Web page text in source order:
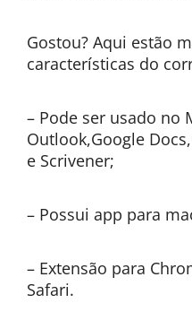
Gostou? Aqui estão
características do
– Pode ser usado no
Outlook,Google
e Scrivener;
– Possui app para
– Extensão para
Safari.